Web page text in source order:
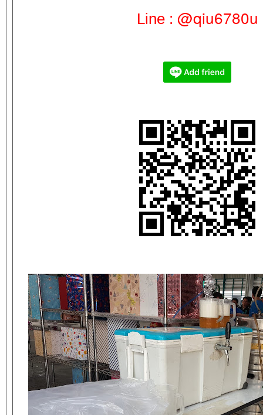
Line : @qiu6780u